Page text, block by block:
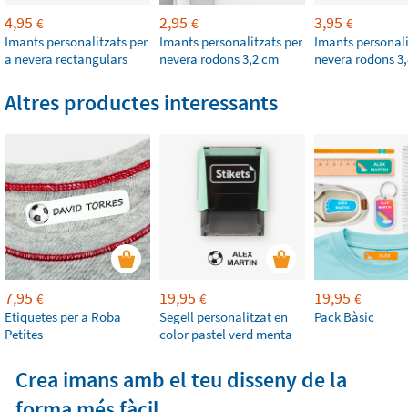
4,95 €
Imants personalitzats per
a nevera rectangulars
2,95 €
Imants personalitzats per
nevera rodons 3,2 cm
3,95 €
Imants
nevera rodons
Altres productes interessants
7,95 €
Etiquetes per a Roba
Petites
19,95 €
Segell personalitzat en
color pastel verd menta
19,95 €
Pack Bàsic
Crea imans amb el teu disseny de la